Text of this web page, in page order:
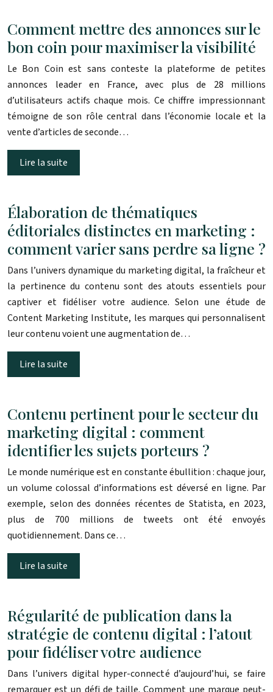
Comment mettre des annonces sur le
bon coin pour maximiser la visibilité
Le Bon Coin est sans conteste la plateforme de petites
annonces leader en France, avec plus de 28 millions
d’utilisateurs actifs chaque mois. Ce chiffre impressionnant
témoigne de son rôle central dans l’économie locale et la
vente d’articles de seconde…
Lire la suite
Élaboration de thématiques
éditoriales distinctes en marketing :
comment varier sans perdre sa ligne ?
Dans l’univers dynamique du marketing digital, la fraîcheur et
la pertinence du contenu sont des atouts essentiels pour
captiver et fidéliser votre audience. Selon une étude de
Content Marketing Institute, les marques qui personnalisent
leur contenu voient une augmentation de…
Lire la suite
Contenu pertinent pour le secteur du
marketing digital : comment
identifier les sujets porteurs ?
Le monde numérique est en constante ébullition : chaque jour,
un volume colossal d’informations est déversé en ligne. Par
exemple, selon des données récentes de Statista, en 2023,
plus de 700 millions de tweets ont été envoyés
quotidiennement. Dans ce…
Lire la suite
Régularité de publication dans la
stratégie de contenu digital : l’atout
pour fidéliser votre audience
Dans l’univers digital hyper-connecté d’aujourd’hui, se faire